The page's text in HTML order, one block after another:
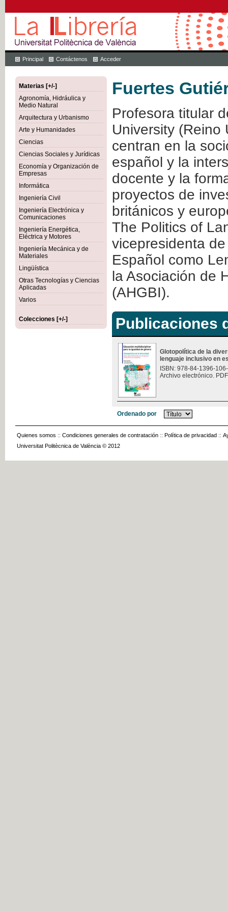
Principal Contáctenos Acceder
Materias [+/-]
Agronomía, Hidráulica y
Medio Natural
Arquitectura y Urbanismo
Arte y Humanidades
Ciencias
Ciencias Sociales y Jurídicas
Economía y Organización de
Empresas
Informática
Ingeniería Civil
Ingeniería Electrónica y
Comunicaciones
Ingeniería Energética,
Eléctrica y Motores
Ingeniería Mecánica y de
Materiales
Lingüística
Otras Tecnologías y Ciencias
Aplicadas
Varios
Colecciones [+/-]
Fuertes
Profesora titular
University
centran en la
español y la
docente y la
proyectos de
británicos y
The Politics of
vicepresidenta
Español como
la Asociación de
(AHGBI).
Publicaciones
Glotopolítica de la
lenguaje inclusivo en
ISBN: 978-84-1396-
Archivo electrónico.
Ordenado por
Quienes somos :: Condiciones generales de contratación :: Política de privacidad ::
Universitat Politècnica de València © 2012